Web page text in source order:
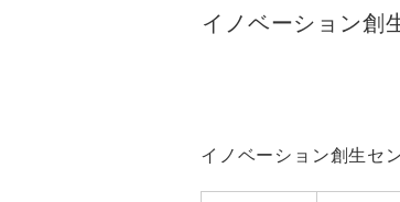
イノベーション創
イノベーション創生セ